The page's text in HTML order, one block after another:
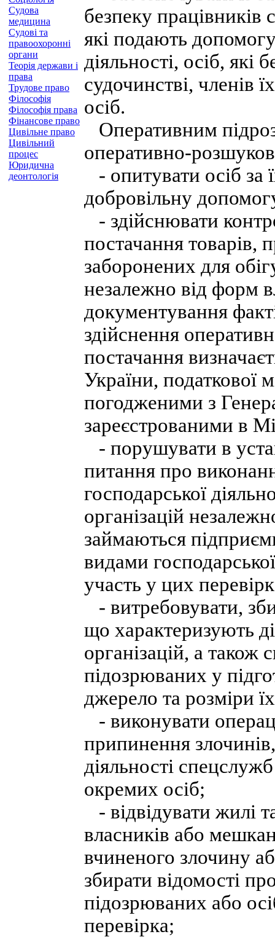
Судова
медицина
Судові та
правоохоронні
органи
Теорія держави і
права
Трудове право
Філософія
Філософія права
Фінансове право
Цивільне право
Цивільний
процес
Юридична
деонтологія
безпеку працівників
які подають
діяльності, осіб, які
судочинстві, членів
осіб.
Оперативним
оперативно-
- опитувати осіб за
добровільну
- здійснювати
постачання товарів,
заборонених для
незалежно від форм
документування
здійснення
постачання
України, податкової
погодженими з
зареєстрованими в
- порушувати в
питання про
господарської
організацій
займаються
видами
участь у цих
- витребовувати,
що характеризують
організацій, а також
підозрюваних у
джерело та розміри
- виконувати
припинення
діяльності
окремих осіб;
- відвідувати жилі
власників або
вчиненого злочину
збирати відомості
підозрюваних або
перевірка;